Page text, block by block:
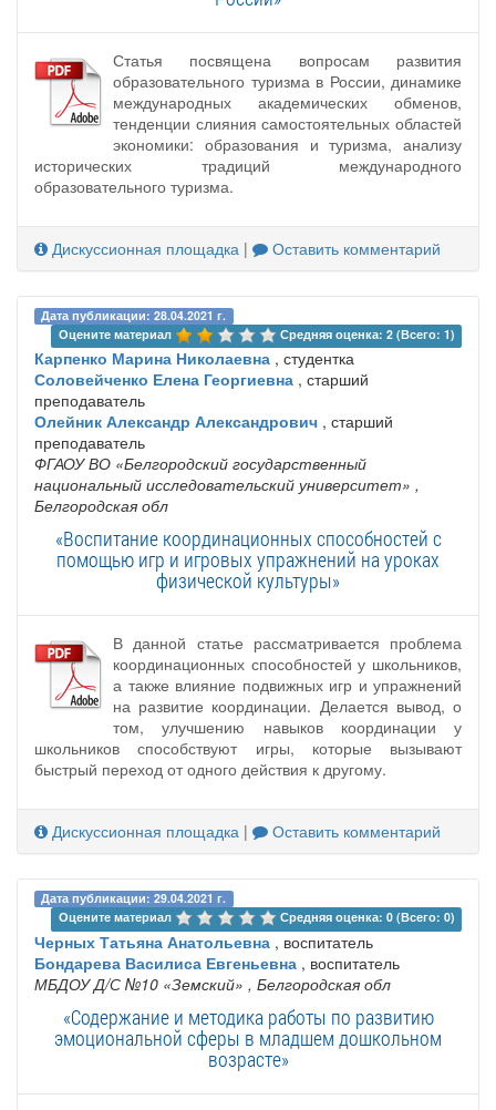
Статья посвящена вопросам развития
образовательного туризма в России, динамике
международных академических обменов,
тенденции слияния самостоятельных областей
экономики: образования и туризма, анализу
исторических традиций международного
образовательного туризма.
Дискуссионная площадка | Оставить комментарий
Дата публикации: 28.04.2021 г.
Оцените материал
Средняя оценка: 2 (Всего: 1)
Карпенко Марина Николаевна , студентка
Соловейченко Елена Георгиевна , старший
преподаватель
Олейник Александр Александрович , старший
преподаватель
ФГАОУ ВО «Белгородский государственный
национальный исследовательский университет» ,
Белгородская обл
«Воспитание координационных способностей с
помощью игр и игровых упражнений на уроках
физической культуры»
В данной статье рассматривается проблема
координационных способностей у школьников,
а также влияние подвижных игр и упражнений
на развитие координации. Делается вывод, о
том, улучшению навыков координации у
школьников способствуют игры, которые вызывают
быстрый переход от одного действия к другому.
Дискуссионная площадка | Оставить комментарий
Дата публикации: 29.04.2021 г.
Оцените материал
Средняя оценка: 0 (Всего: 0)
Черных Татьяна Анатольевна , воспитатель
Бондарева Василиса Евгеньевна , воспитатель
МБДОУ Д/С №10 «Земский» , Белгородская обл
«Содержание и методика работы по развитию
эмоциональной сферы в младшем дошкольном
возрасте»